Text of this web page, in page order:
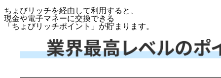
ちょびリッチを経由して利用すると、
現金や電子マネーに交換できる
「 ちょびリッチポイント 」が貯まります。